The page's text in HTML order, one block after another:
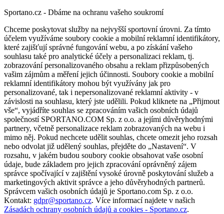
Sportano.cz - Dbáme na ochranu vašeho soukromí
Chceme poskytovat služby na nejvyšší sportovní úrovni. Za tímto
účelem využíváme soubory cookie a mobilní reklamní identifikátory,
které zajišťují správné fungování webu, a po získání vašeho
souhlasu také pro analytické účely a personalizaci reklam, tj.
zobrazování personalizovaného obsahu a reklam přizpůsobených
vašim zájmům a měření jejich účinnosti. Soubory cookie a mobilní
reklamní identifikátory mohou být využívány jak pro
personalizované, tak i nepersonalizované reklamní aktivity - v
závislosti na souhlasu, který jste udělili. Pokud kliknete na „Přijmout
vše“, vyjádříte souhlas se zpracováním vašich osobních údajů
společností SPORTANO.COM Sp. z o.o. a jejími důvěryhodnými
partnery, včetně personalizace reklam zobrazovaných na webu i
mimo něj. Pokud nechcete udělit souhlas, chcete omezit jeho rozsah
nebo odvolat již udělený souhlas, přejděte do „Nastavení“. V
rozsahu, v jakém budou soubory cookie obsahovat vaše osobní
údaje, bude základem pro jejich zpracování oprávněný zájem
správce spočívající v zajištění vysoké úrovně poskytování služeb a
marketingových aktivit správce a jeho důvěryhodných partnerů.
Správcem vašich osobních údajů je Sportano.com Sp. z o.o.
Kontakt: gdpr@sportano.cz. Více informací najdete v našich
Zásadách ochrany osobních údajů a cookies - Sportano.cz.